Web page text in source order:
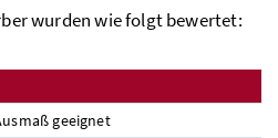
wurden wie folgt bewertet:
geeignet